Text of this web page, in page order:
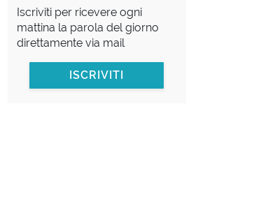
Iscriviti per ricevere ogni
mattina la parola del giorno
direttamente via mail
ISCRIVITI